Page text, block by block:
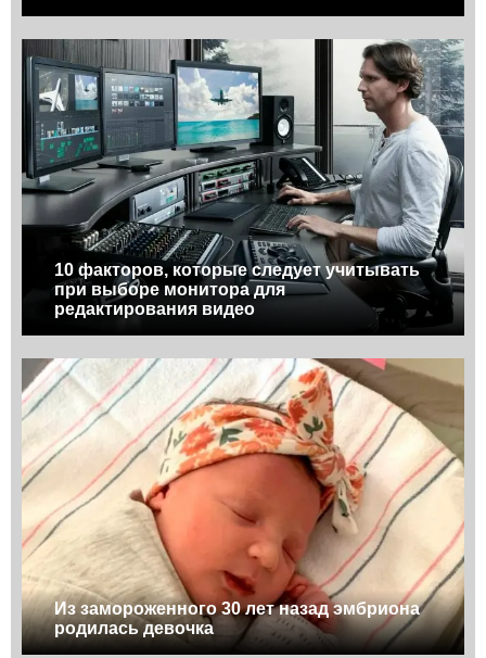
10 факторов, которые следует учитывать
при выборе монитора для
редактирования видео
Из замороженного 30 лет назад эмбриона
родилась девочка